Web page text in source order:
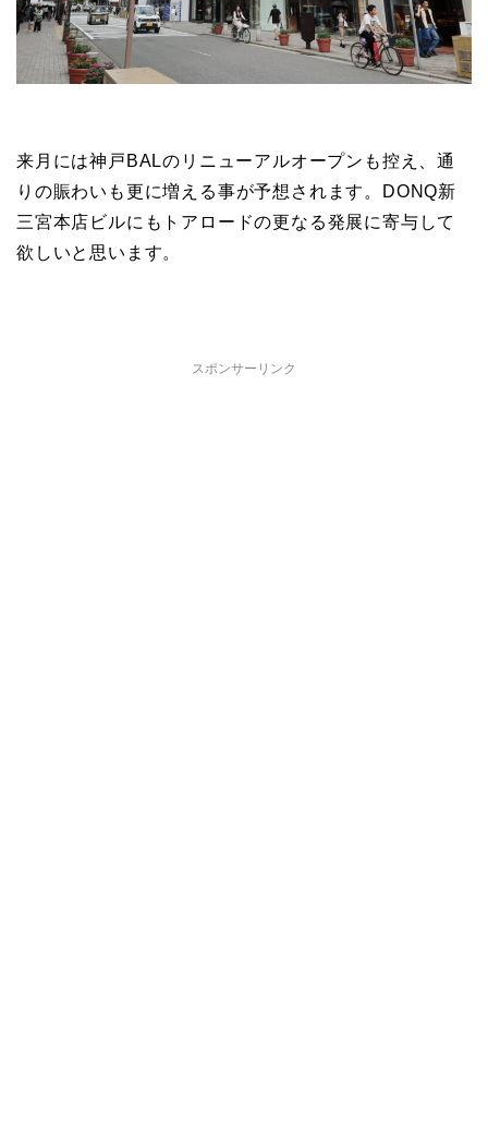
来月には神戸BALのリニューアルオープンも控え、通
りの賑わいも更に増える事が予想されます。DONQ新
三宮本店ビルにもトアロードの更なる発展に寄与して
欲しいと思います。
スポンサーリンク